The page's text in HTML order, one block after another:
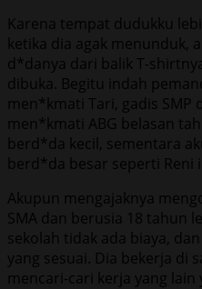
Karena tempat dudukku
ketika dia agak menunduk,
d*danya dari balik T-
dibuka. Begitu indah
men*kmati Tari, gadis SMP
men*kmati ABG belasan
berd*da kecil, sementara
berd*da besar seperti Reni
Akupun mengajaknya
SMA dan berusia 18 tahun
sekolah tidak ada biaya,
yang sesuai. Dia bekerja di
mencari-cari kerja yang lain